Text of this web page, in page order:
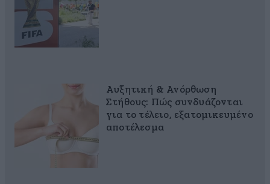
Αυξητική & Ανόρθωση
Στήθους: Πώς συνδυάζονται
για το τέλειο, εξατομικευμένο
αποτέλεσμα